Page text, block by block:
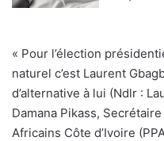
« Pour l’élection
naturel c’est Laurent
d’alternative à lui (Ndlr :
Damana Pikass,
Africains Côte d’Ivoire